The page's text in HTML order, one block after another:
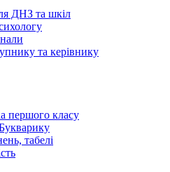
ДНЗ та шкіл
та керівнику
першого класу
табелі